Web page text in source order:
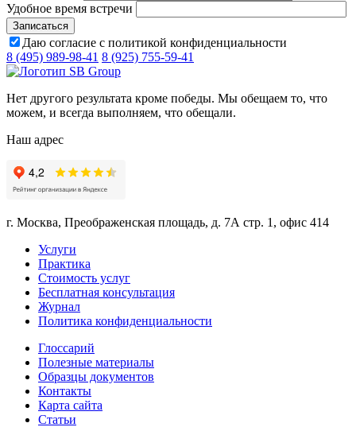
Удобное время встречи
Даю согласие с политикой конфиденциальности
8 (495) 989-98-41 8 (925) 755-59-41
Нет другого результата кроме победы. Мы обещаем то, что
можем, и всегда выполняем, что обещали.
Наш адрес
г. Москва, Преображенская площадь, д. 7А стр. 1, офис 414
Услуги
Практика
Стоимость услуг
Бесплатная консультация
Журнал
Политика конфиденциальности
Глоссарий
Полезные материалы
Образцы документов
Контакты
Карта сайта
Статьи